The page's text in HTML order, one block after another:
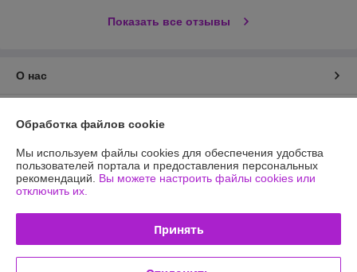
Показать все отзывы
О нас
Доставка и оплата
График работы
Политика обработки cookies
Обработка файлов cookie
Мы используем файлы cookies для обеспечения удобства
пользователей портала и предоставления персональных
рекомендаций. Вы можете настроить файлы cookies или
отключить их.
Принять